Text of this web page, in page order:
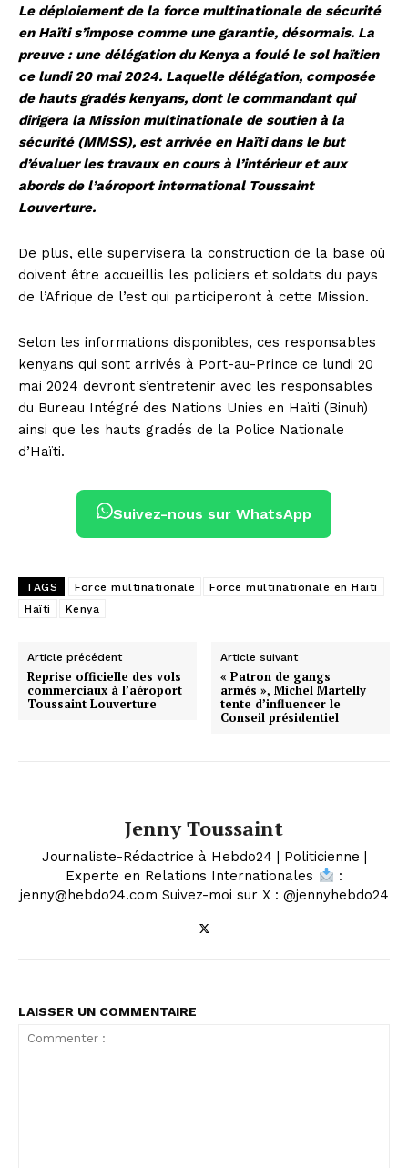
Le déploiement de la force multinationale de sécurité
en Haïti s’impose comme une garantie, désormais. La
preuve : une délégation du Kenya a foulé le sol haïtien
ce lundi 20 mai 2024. Laquelle délégation, composée
de hauts gradés kenyans, dont le commandant qui
dirigera la Mission multinationale de soutien à la
sécurité (MMSS), est arrivée en Haïti dans le but
d’évaluer les travaux en cours à l’intérieur et aux
abords de l’aéroport international Toussaint
Louverture.
De plus, elle supervisera la construction de la base où
doivent être accueillis les policiers et soldats du pays
de l’Afrique de l’est qui participeront à cette Mission.
Selon les informations disponibles, ces responsables
kenyans qui sont arrivés à Port-au-Prince ce lundi 20
mai 2024 devront s’entretenir avec les responsables
du Bureau Intégré des Nations Unies en Haïti (Binuh)
ainsi que les hauts gradés de la Police Nationale
d’Haïti.
Suivez-nous sur WhatsApp
TAGS Force multinationale
Force multinationale en Haïti
Haïti
Kenya
Article précédent
Reprise officielle des vols
commerciaux à l’aéroport
Toussaint Louverture
Article suivant
« Patron de gangs
armés », Michel Martelly
tente d’influencer le
Conseil présidentiel
Jenny Toussaint
Journaliste-Rédactrice à Hebdo24 | Politicienne |
Experte en Relations Internationales
:
jenny@hebdo24.com Suivez-moi sur X : @jennyhebdo24
LAISSER UN COMMENTAIRE